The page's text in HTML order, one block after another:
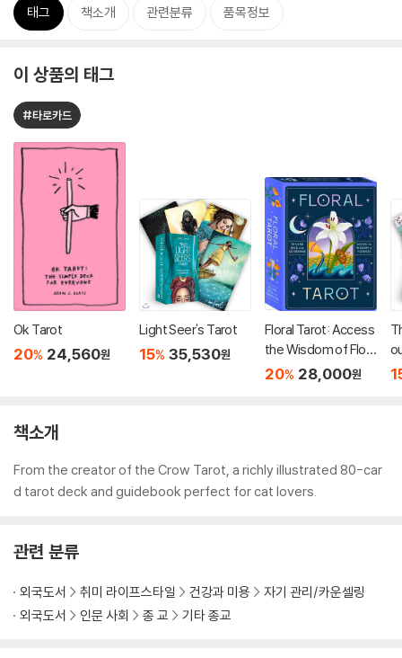
태그 책소개 관련분류 품목정보
이 상품의 태그
#타로카드
Ok Tarot
20% 24,560원
Light Seer's Tarot
15% 35,530원
Floral Tarot: Access
the Wisdom of Flow
ers
20% 28,000원
책소개
From the creator of the Crow Tarot, a richly illustrated 80-car
d tarot deck and guidebook perfect for cat lovers.
관련 분류
외국도서 취미 라이프스타일 건강과 미용
자기 관리/카운셀링
외국도서
인문 사회 종 교 기타 종교